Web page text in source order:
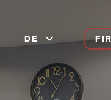
DE